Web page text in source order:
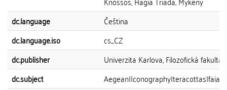
dc.language
Čeština
dc.language.iso
cs_CZ
dc.publisher
Univerzita Karlova, Filozofická fakulta
dc.subject